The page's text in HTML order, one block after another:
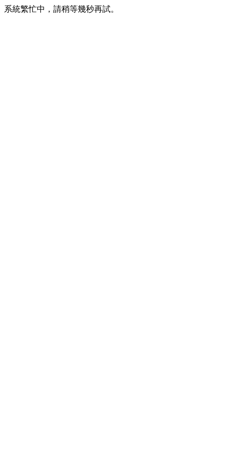
系統繁忙中，請稍等幾秒再試。